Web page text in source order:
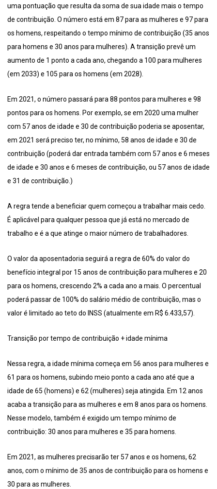
uma pontuação que resulta da soma de sua idade mais o tempo
de contribuição. O número está em 87 para as mulheres e 97 para
os homens, respeitando o tempo mínimo de contribuição (35 anos
para homens e 30 anos para mulheres). A transição prevê um
aumento de 1 ponto a cada ano, chegando a 100 para mulheres
(em 2033) e 105 para os homens (em 2028).
Em 2021, o número passará para 88 pontos para mulheres e 98
pontos para os homens. Por exemplo, se em 2020 uma mulher
com 57 anos de idade e 30 de contribuição poderia se aposentar,
em 2021 será preciso ter, no mínimo, 58 anos de idade e 30 de
contribuição (poderá dar entrada também com 57 anos e 6 meses
de idade e 30 anos e 6 meses de contribuição, ou 57 anos de idade
e 31 de contribuição.)
A regra tende a beneficiar quem começou a trabalhar mais cedo.
É aplicável para qualquer pessoa que já está no mercado de
trabalho e é a que atinge o maior número de trabalhadores.
O valor da aposentadoria seguirá a regra de 60% do valor do
benefício integral por 15 anos de contribuição para mulheres e 20
para os homens, crescendo 2% a cada ano a mais. O percentual
poderá passar de 100% do salário médio de contribuição, mas o
valor é limitado ao teto do INSS (atualmente em R$ 6.433,57).
Transição por tempo de contribuição + idade mínima
Nessa regra, a idade mínima começa em 56 anos para mulheres e
61 para os homens, subindo meio ponto a cada ano até que a
idade de 65 (homens) e 62 (mulheres) seja atingida. Em 12 anos
acaba a transição para as mulheres e em 8 anos para os homens.
Nesse modelo, também é exigido um tempo mínimo de
contribuição: 30 anos para mulheres e 35 para homens.
Em 2021, as mulheres precisarão ter 57 anos e os homens, 62
anos, com o mínimo de 35 anos de contribuição para os homens e
30 para as mulheres.